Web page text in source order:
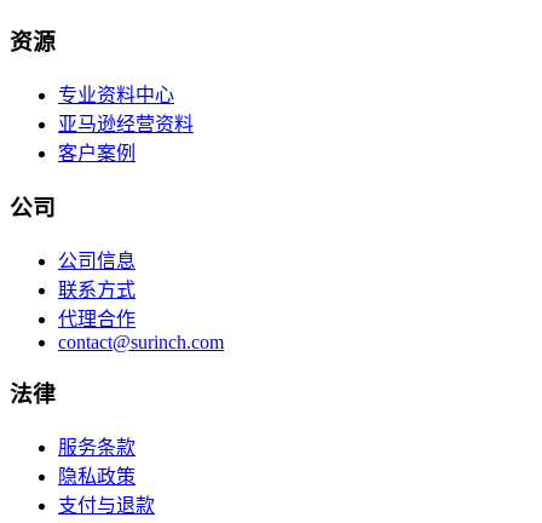
资源
专业资料中心
亚马逊经营资料
客户案例
公司
公司信息
联系方式
代理合作
contact@surinch.com
法律
服务条款
隐私政策
支付与退款